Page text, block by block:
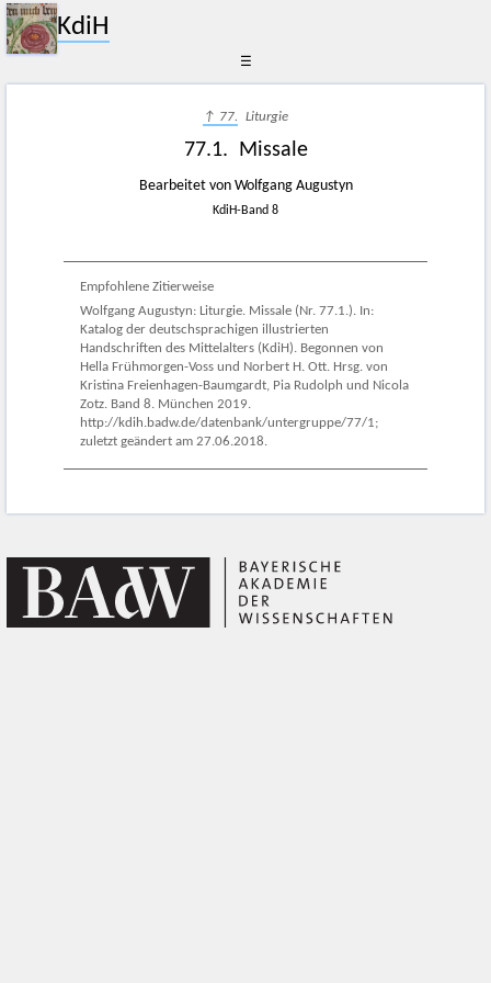
KdiH
☰
↑ 77. Liturgie
77.1. Missale
Bearbeitet von Wolfgang Augustyn
KdiH-Band 8
Empfohlene Zitierweise
Wolfgang Augustyn: Liturgie. Missale (Nr. 77.1.). In:
Katalog der deutschsprachigen illustrierten
Handschriften des Mittelalters (KdiH). Begonnen von
Hella Frühmorgen-Voss und Norbert H. Ott. Hrsg. von
Kristina Freienhagen-Baumgardt, Pia Rudolph und Nicola
Zotz. Band 8. München 2019.
http://kdih.badw.de/datenbank/untergruppe/77/1;
zuletzt geändert am 27.06.2018.